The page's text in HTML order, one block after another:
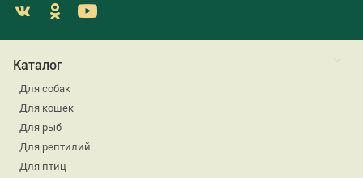
Каталог
Для собак
Для кошек
Для рыб
Для рептилий
Для птиц